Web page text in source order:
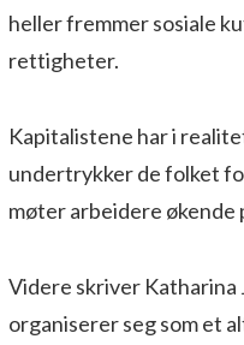
heller fremmer sosiale
rettigheter.
Kapitalistene har i
undertrykker de folket
møter arbeidere økende
Videre skriver Katharina
organiserer seg som et